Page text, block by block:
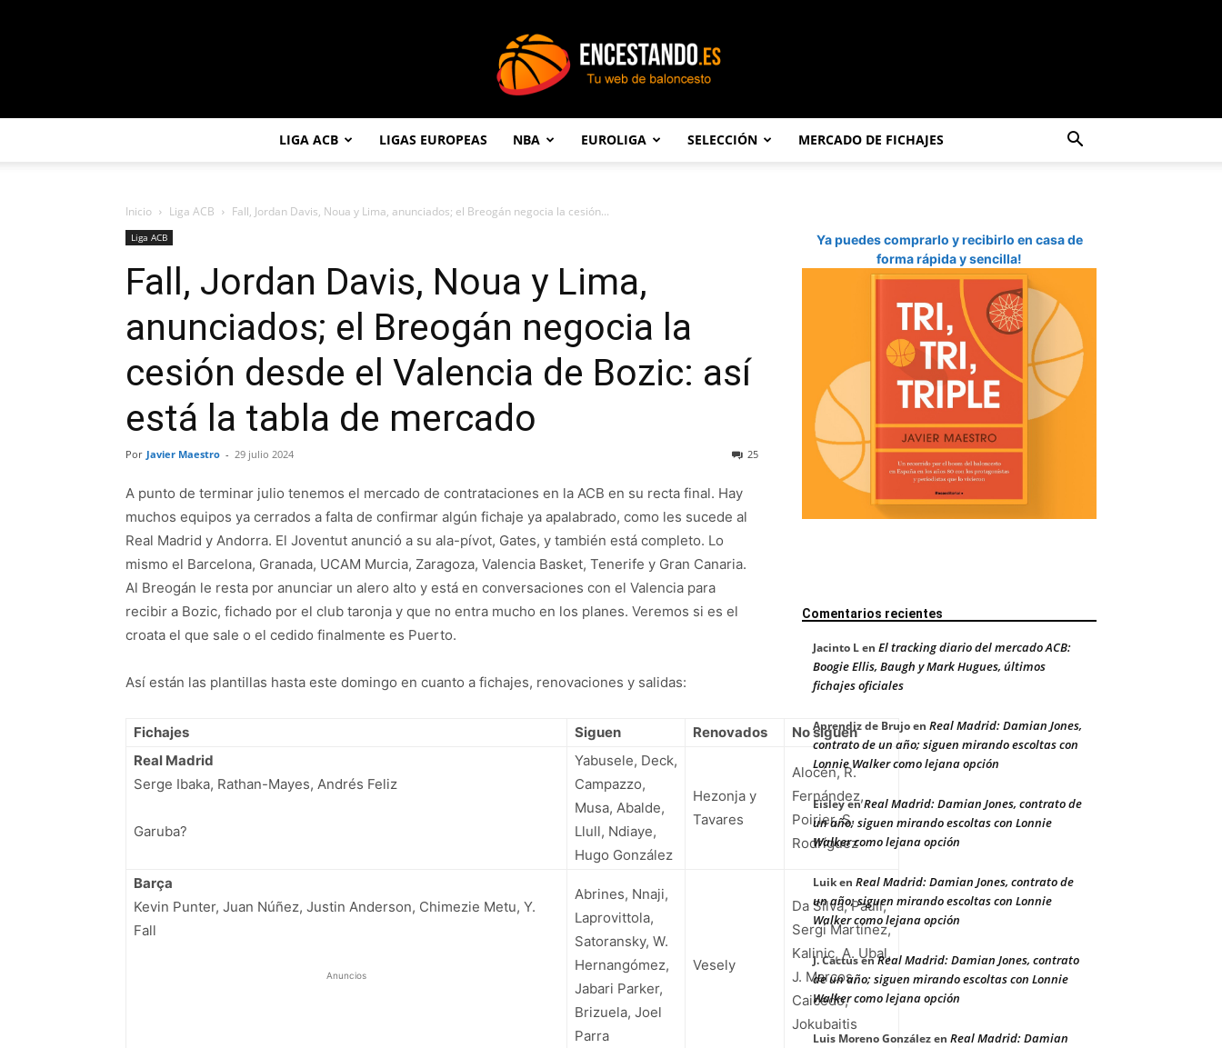
LIGA ACB LIGAS EUROPEAS NBA EUROLIGA SELECCIÓN MERCADO DE FICHAJES
Inicio Liga ACB Fall, Jordan Davis, Noua y Lima, anunciados; el Breogán negocia la cesión...
Liga ACB
Fall, Jordan Davis, Noua y Lima,
anunciados; el Breogán negocia la
cesión desde el Valencia de Bozic: así
está la tabla de mercado
Por Javier Maestro - 29 julio 2024 25
A punto de terminar julio tenemos el mercado de contrataciones en la ACB en su recta final. Hay
muchos equipos ya cerrados a falta de confirmar algún fichaje ya apalabrado, como les sucede al
Real Madrid y Andorra. El Joventut anunció a su ala-pívot, Gates, y también está completo. Lo
mismo el Barcelona, Granada, UCAM Murcia, Zaragoza, Valencia Basket, Tenerife y Gran Canaria.
Al Breogán le resta por anunciar un alero alto y está en conversaciones con el Valencia para
recibir a Bozic, fichado por el club taronja y que no entra mucho en los planes. Veremos si es el
croata el que sale o el cedido finalmente es Puerto.
Así están las plantillas hasta este domingo en cuanto a fichajes, renovaciones y salidas:
Fichajes Siguen Renovados
No siguen
Real Madrid
Serge Ibaka, Rathan-Mayes, Andrés Feliz
Garuba?
Yabusele, Deck,
Campazzo,
Musa, Abalde,
Llull, Ndiaye,
Hugo González
Hezonja y
Tavares
Alocén, R.
Fernández,
Poirier, S.
Rodríguez
Barça
Kevin Punter, Juan Núñez, Justin Anderson, Chimezie Metu, Y.
Fall
Anuncios
Abrines, Nnaji,
Laprovittola,
Satoransky, W.
Hernangómez,
Jabari Parker,
Brizuela, Joel
Parra
Vesely
Da Silva, Paulí,
Sergi Martínez,
Kalinic, A. Ubal,
J. Marcos,
Caicedo,
Jokubaitis
Ya puedes comprarlo y recibirlo en casa de
forma rápida y sencilla!
Comentarios recientes
Jacinto Len El tracking diario del mercado ACB:
Boogie Ellis, Baugh y Mark Hugues, últimos
fichajes oficiales
Aprendiz de Brujoen Real Madrid: Damian Jones,
contrato de un año; siguen mirando escoltas con
Lonnie Walker como lejana opción
EisleyenReal Madrid: Damian Jones, contrato de
un año; siguen mirando escoltas con Lonnie
Walker como lejana opción
Luiken Real Madrid: Damian Jones, contrato de
un año; siguen mirando escoltas con Lonnie
Walker como lejana opción
J. CactusenReal Madrid: Damian Jones, contrato
de un año; siguen mirando escoltas con Lonnie
Walker como lejana opción
Luis Moreno Gonzálezen Real Madrid: Damian